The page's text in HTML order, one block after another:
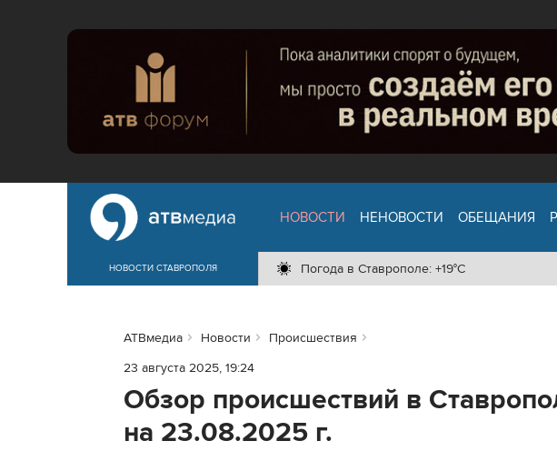
НОВОСТИ СТАВРОПОЛЯ
НОВОСТИ НЕНОВОСТИ ОБЕЩАНИЯ
Погода в Ставрополе: +19°C
АТВмедиа Новости
Происшествия
23 августа 2025, 19:24
Обзор происшествий в
на 23.08.2025 г.